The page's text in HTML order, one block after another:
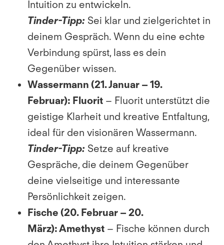
Intuition zu entwickeln.
Tinder-Tipp: Sei klar und zielgerichtet in
deinem Gespräch. Wenn du eine echte
Verbindung spürst, lass es dein
Gegenüber wissen.
Wassermann (21. Januar – 19.
Februar): Fluorit – Fluorit unterstützt die
geistige Klarheit und kreative Entfaltung,
ideal für den visionären Wassermann.
Tinder-Tipp: Setze auf kreative
Gespräche, die deinem Gegenüber
deine vielseitige und interessante
Persönlichkeit zeigen.
Fische (20. Februar – 20.
März):Amethyst – Fische können durch